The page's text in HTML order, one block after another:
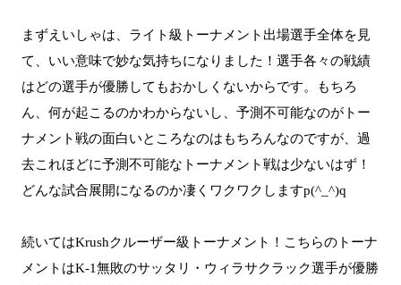
まずえいしゃは、ライト級トーナメント出場選手全体を見
て、いい意味で妙な気持ちになりました！選手各々の戦績
はどの選手が優勝してもおかしくないからです。もちろ
ん、何が起こるのかわからないし、予測不可能なのがトー
ナメント戦の面白いところなのはもちろんなのですが、過
去これほどに予測不可能なトーナメント戦は少ないはず！
どんな試合展開になるのか凄くワクワクしますp(^_^)q
続いてはKrushクルーザー級トーナメント！こちらのトーナ
メントはK-1無敗のサッタリ・ウィラサクラック選手が優勝